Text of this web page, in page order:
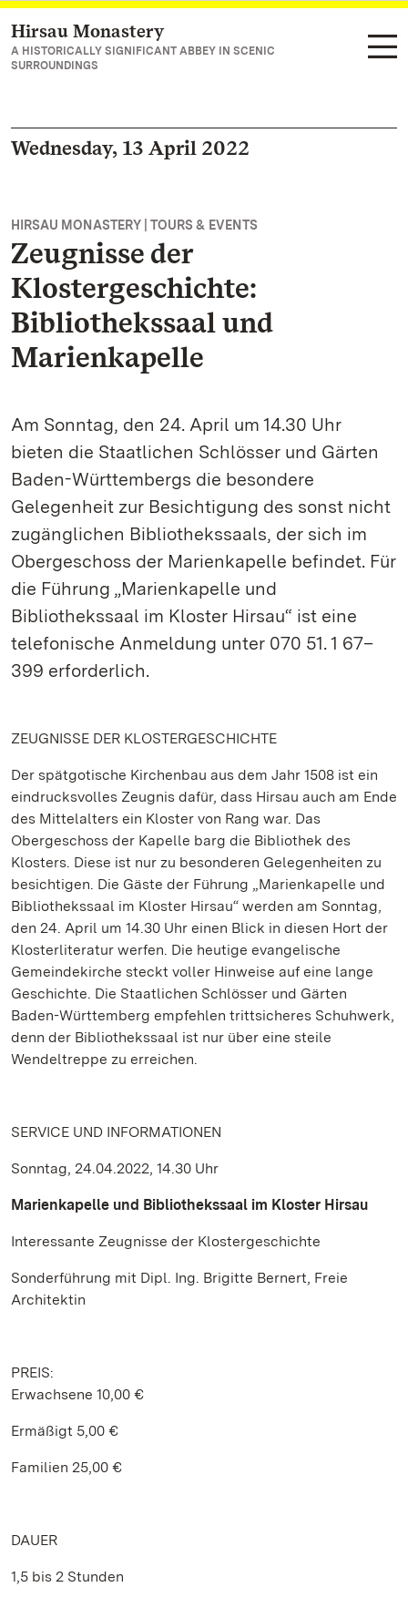
Navigate to main page
Hirsau Monastery
A HISTORICALLY SIGNIFICANT ABBEY IN SCENIC
SURROUNDINGS
Wednesday, 13 April 2022
HIRSAU MONASTERY | TOURS & EVENTS
Zeugnisse der
Klostergeschichte:
Bibliothekssaal und
Marienkapelle
Am Sonntag, den 24. April um 14.30 Uhr
bieten die Staatlichen Schlösser und Gärten
Baden-Württembergs die besondere
Gelegenheit zur Besichtigung des sonst nicht
zugänglichen Bibliothekssaals, der sich im
Obergeschoss der Marienkapelle befindet. Für
die Führung „Marienkapelle und
Bibliothekssaal im Kloster Hirsau“ ist eine
telefonische Anmeldung unter 070 51. 1 67–
399 erforderlich.
ZEUGNISSE DER KLOSTERGESCHICHTE
Der spätgotische Kirchenbau aus dem Jahr 1508 ist ein
eindrucksvolles Zeugnis dafür, dass Hirsau auch am Ende
des Mittelalters ein Kloster von Rang war. Das
Obergeschoss der Kapelle barg die Bibliothek des
Klosters. Diese ist nur zu besonderen Gelegenheiten zu
besichtigen. Die Gäste der Führung „Marienkapelle und
Bibliothekssaal im Kloster Hirsau“ werden am Sonntag,
den 24. April um 14.30 Uhr einen Blick in diesen Hort der
Klosterliteratur werfen. Die heutige evangelische
Gemeindekirche steckt voller Hinweise auf eine lange
Geschichte. Die Staatlichen Schlösser und Gärten
Baden-Württemberg empfehlen trittsicheres Schuhwerk,
denn der Bibliothekssaal ist nur über eine steile
Wendeltreppe zu erreichen.
SERVICE UND INFORMATIONEN
Sonntag, 24.04.2022, 14.30 Uhr
Marienkapelle und Bibliothekssaal im Kloster Hirsau
Interessante Zeugnisse der Klostergeschichte
Sonderführung mit Dipl. Ing. Brigitte Bernert, Freie
Architektin
PREIS:
Erwachsene 10,00 €
Ermäßigt 5,00 €
Familien 25,00 €
DAUER
1,5 bis 2 Stunden